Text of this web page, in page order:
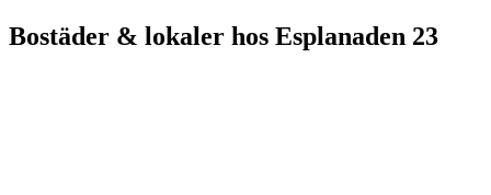
Bostäder & lokaler hos Esplanaden 23